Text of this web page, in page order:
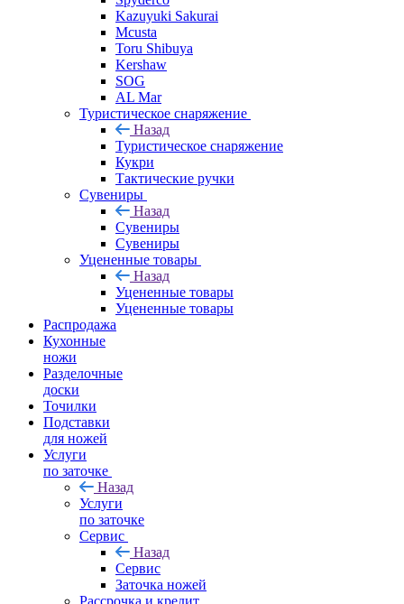
Kazuyuki Sakurai
Mcusta
Toru Shibuya
Kershaw
SOG
AL Mar
Туристическое снаряжение
Назад
Туристическое снаряжение
Кукри
Тактические ручки
Сувениры
Назад
Сувениры
Сувениры
Уцененные товары
Назад
Уцененные товары
Уцененные товары
Распродажа
Кухонные
ножи
Разделочные
доски
Точилки
Подставки
для ножей
Услуги
по заточке
Назад
Услуги
по заточке
Сервис
Назад
Сервис
Заточка ножей
Рассрочка и кредит